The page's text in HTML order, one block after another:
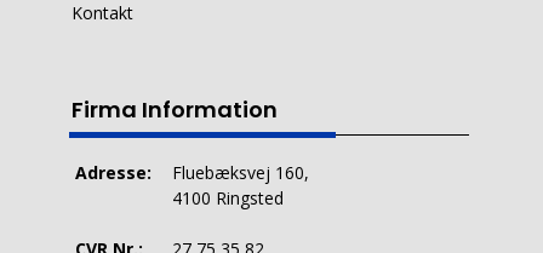
Kontakt
Firma Information
Adresse:
Fluebæksvej 160,
4100 Ringsted